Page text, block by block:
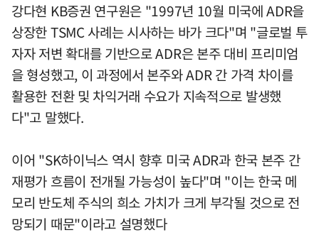
강다현 KB증권 연구원은 "1997년 10월 미국에 ADR을
상장한 TSMC 사례는 시사하는 바가 크다"며 "글로벌 투
자자 저변 확대를 기반으로 ADR은 본주 대비 프리미엄
을 형성했고, 이 과정에서 본주와 ADR 간 가격 차이를
활용한 전환 및 차익거래 수요가 지속적으로 발생했
다"고 말했다.
이어 "SK하이닉스 역시 향후 미국 ADR과 한국 본주 간
재평가 흐름이 전개될 가능성이 높다"며 "이는 한국 메
모리 반도체 주식의 희소 가치가 크게 부각될 것으로 전
망되기 때문"이라고 설명했다